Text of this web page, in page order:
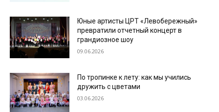
Юные артисты ЦРТ «Левобережный»
превратили отчетный концерт в
грандиозное шоу
09.06.2026
По тропинке к лету: как мы учились
дружить с цветами
03.06.2026